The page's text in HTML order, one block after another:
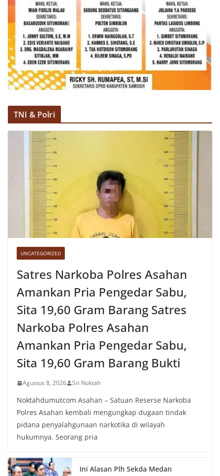
TNI & Polri
UNCATEGORIZED
Satres Narkoba Polres Asahan
Amankan Pria Pengedar Sabu,
Sita 19,60 Gram Barang Satres
Narkoba Polres Asahan
Amankan Pria Pengedar Sabu,
Sita 19,60 Gram Barang Bukti
Agustus 8, 2026 Sri Noktah
Noktahdumutcom Asahan – Satuan Reserse Narkoba
Polres Asahan kembali mengungkap dugaan tindak
pidana penyalahgunaan narkotika di wilayah
hukumnya. Seorang pria
Ini Alasan Plh Sekda Medan